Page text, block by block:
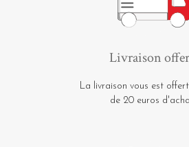
Livraison
La livraison vous est
de 20 euros